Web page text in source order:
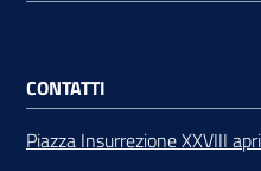
CONTATTI
Piazza Insurrezione XXVIII